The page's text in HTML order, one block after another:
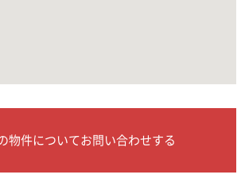
物件についてお問い合わせする